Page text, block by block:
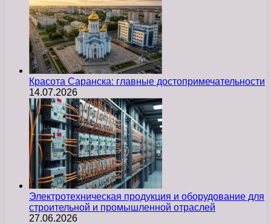
Красота Саранска: главные достопримечательности
14.07.2026
Электротехническая продукция и оборудование для
строительной и промышленной отраслей
27.06.2026